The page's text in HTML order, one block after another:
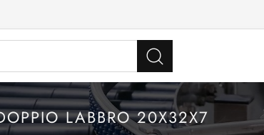
LABBRO 20X32X7